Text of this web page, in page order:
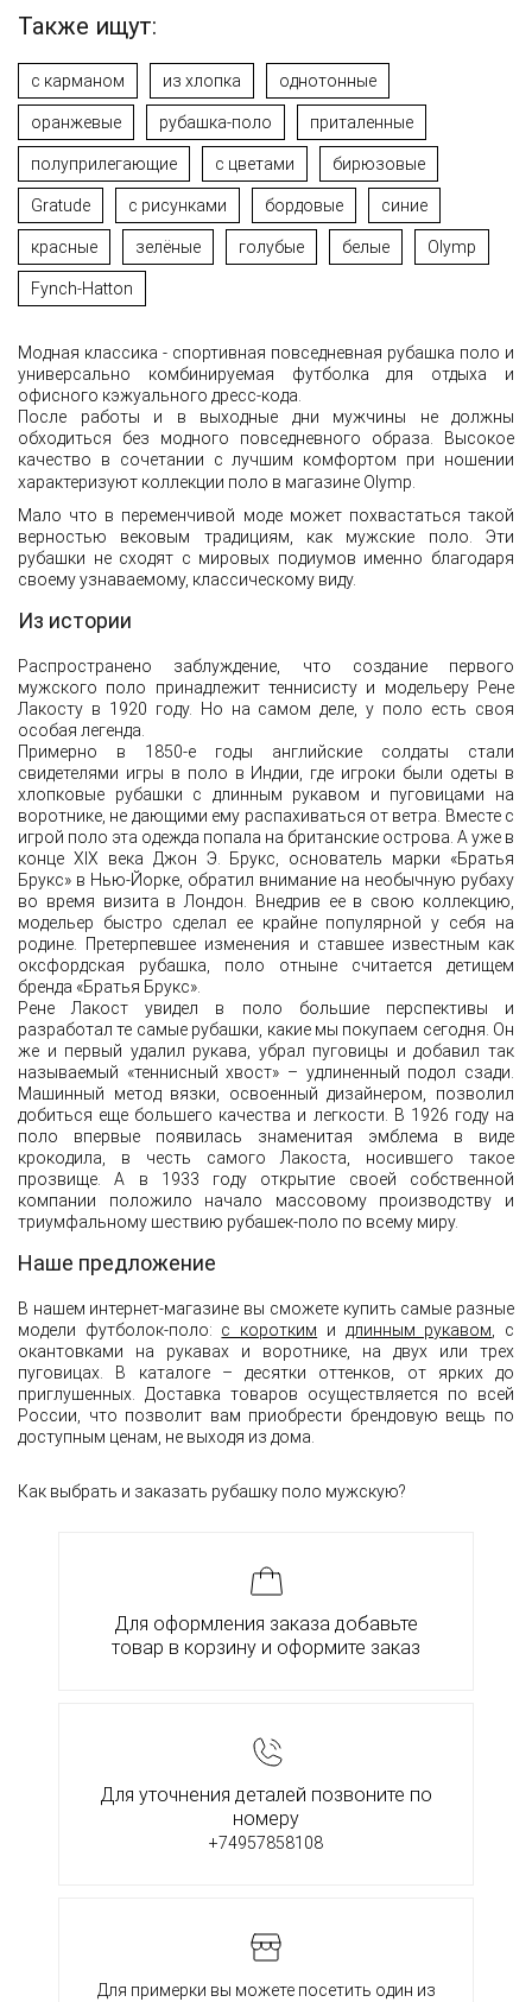
Также ищут:
с карманом из хлопка однотонные
оранжевые рубашка-поло приталенные
полуприлегающие с цветами бирюзовые
Gratude с рисунками бордовые синие
красные зелёные голубые белые Olymp
Fynch-Hatton
Модная классика - спортивная повседневная рубашка поло и
универсально комбинируемая футболка для отдыха и
офисного кэжуального дресс-кода.
После работы и в выходные дни мужчины не должны
обходиться без модного повседневного образа. Высокое
качество в сочетании с лучшим комфортом при ношении
характеризуют коллекции поло в магазине Olymp.
Мало что в переменчивой моде может похвастаться такой
верностью вековым традициям, как мужские поло. Эти
рубашки не сходят с мировых подиумов именно благодаря
своему узнаваемому, классическому виду.
Из истории
Распространено заблуждение, что создание первого
мужского поло принадлежит теннисисту и модельеру Рене
Лакосту в 1920 году. Но на самом деле, у поло есть своя
особая легенда.
Примерно в 1850-е годы английские солдаты стали
свидетелями игры в поло в Индии, где игроки были одеты в
хлопковые рубашки с длинным рукавом и пуговицами на
воротнике, не дающими ему распахиваться от ветра. Вместе с
игрой поло эта одежда попала на британские острова. А уже в
конце XIX века Джон Э. Брукс, основатель марки «Братья
Брукс» в Нью-Йорке, обратил внимание на необычную рубаху
во время визита в Лондон. Внедрив ее в свою коллекцию,
модельер быстро сделал ее крайне популярной у себя на
родине. Претерпевшее изменения и ставшее известным как
оксфордская рубашка, поло отныне считается детищем
бренда «Братья Брукс».
Рене Лакост увидел в поло большие перспективы и
разработал те самые рубашки, какие мы покупаем сегодня. Он
же и первый удалил рукава, убрал пуговицы и добавил так
называемый «теннисный хвост» – удлиненный подол сзади.
Машинный метод вязки, освоенный дизайнером, позволил
добиться еще большего качества и легкости. В 1926 году на
поло впервые появилась знаменитая эмблема в виде
крокодила, в честь самого Лакоста, носившего такое
прозвище. А в 1933 году открытие своей собственной
компании положило начало массовому производству и
триумфальному шествию рубашек-поло по всему миру.
Наше предложение
В нашем интернет-магазине вы сможете купить самые разные
модели футболок-поло: с коротким и длинным рукавом , с
окантовками на рукавах и воротнике, на двух или трех
пуговицах. В каталоге – десятки оттенков, от ярких до
приглушенных. Доставка товаров осуществляется по всей
России, что позволит вам приобрести брендовую вещь по
доступным ценам, не выходя из дома.
Как выбрать и заказать рубашку поло мужскую?
Для оформления заказа добавьте
товар в корзину и оформите заказ
Для уточнения деталей позвоните по
номеру
+74957858108
Для примерки вы можете посетить один из